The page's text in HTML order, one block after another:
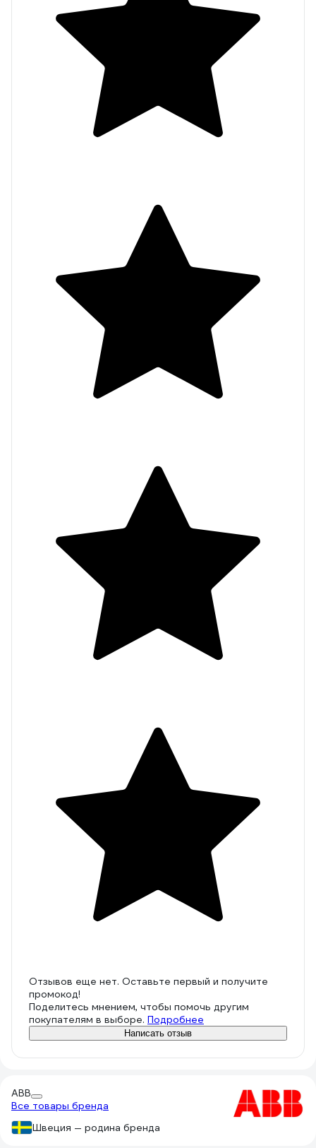
Отзывов еще нет. Оставьте первый и получите
промокод!
Поделитесь мнением, чтобы помочь другим
покупателям в выборе. Подробнее
Написать отзыв
ABB
Все товары бренда
Швеция — родина бренда